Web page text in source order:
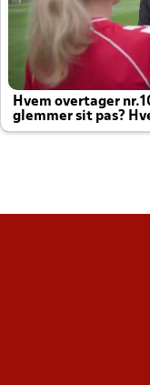
Hvem overtager
glemmer sit pas?
altid til efter